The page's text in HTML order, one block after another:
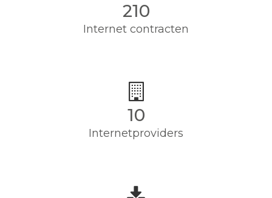
210
Internet contracten
10
Internetproviders